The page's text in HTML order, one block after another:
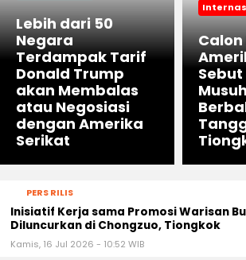
Lebih dari 50
Negara
Terdampak Tarif
Donald Trump
akan Membalas
atau Negosiasi
dengan Amerika
Serikat
Calon
PERS RILIS
Inisiatif Kerja sama Promosi Warisan
Diluncurkan di Chongzuo, Tiongkok
Kamis, 16 Jul 2026 - 10:52 WIB